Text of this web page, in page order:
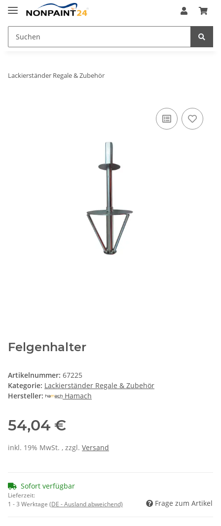
Lackierständer Regale & Zubehör
Felgenhalter
Artikelnummer: 67225
Kategorie: Lackierständer Regale & Zubehör
Hersteller:
Hamach
54,04 €
inkl. 19% MwSt. , zzgl. Versand
Sofort verfügbar
Lieferzeit:
1 - 3 Werktage (DE - Ausland abweichend) Frage zum Artikel